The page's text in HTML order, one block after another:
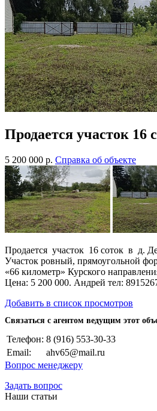
Продается участок 16
5 200 000 р. Cправка об объекте
Продается участок 16 соток в д.
Участок ровный, прямоугольной
«66 километр» Курского
Цена: 5 200 000. Андрей тел:
Добавить в список просмотров
Cвязаться с агентом ведущим этот
Телефон: 8 (916) 553-30-33
Email:
ahv65@mail.ru
Вопрос менеджеру
Задать вопрос
Наши статьи